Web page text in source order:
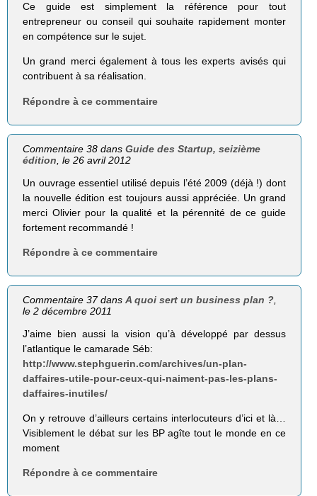
Ce guide est simplement la référence pour tout
entrepreneur ou conseil qui souhaite rapidement monter
en compétence sur le sujet.
Un grand merci également à tous les experts avisés qui
contribuent à sa réalisation.
Répondre à ce commentaire
Commentaire 38 dansGuide des Startup, seizième
édition , le 26 avril 2012
Un ouvrage essentiel utilisé depuis l’été 2009 (déjà !) dont
la nouvelle édition est toujours aussi appréciée. Un grand
merci Olivier pour la qualité et la pérennité de ce guide
fortement recommandé !
Répondre à ce commentaire
Commentaire 37 dansA quoi sert un business plan ?
le 2 décembre 2011
J’aime bien aussi la vision qu’à développé par dessus
l’atlantique le camarade Séb:
http://www.stephguerin.com/archives/un-plan-
daffaires-utile-pour-ceux-qui-naiment-pas-les-plans-
daffaires-inutiles/
On y retrouve d’ailleurs certains interlocuteurs d’ici et là…
Visiblement le débat sur les BP agîte tout le monde en ce
moment
Répondre à ce commentaire